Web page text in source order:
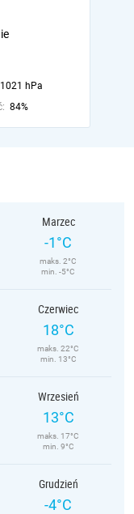
1021 hPa
84%
Marzec
-1°C
maks. 2°C
min. -5°C
Czerwiec
18°C
maks. 22°C
min. 13°C
Wrzesień
13°C
maks. 17°C
min. 9°C
Grudzień
-4°C